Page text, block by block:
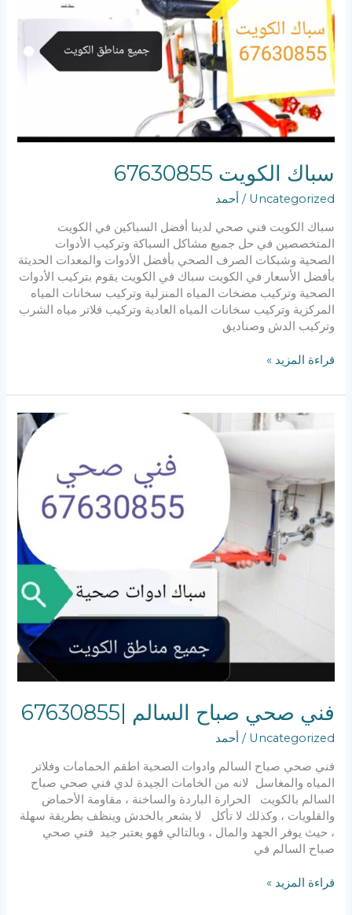
سباك الكويت 67630855
Uncategorized
/ أحمد
سباك الكويت فني صحي لدينا أفضل السباكين في الكويت
المتخصصين في حل جميع مشاكل السباكة وتركيب الأدوات
الصحية وشبكات الصرف الصحي بأفضل الأدوات والمعدات الحديثة
بأفضل الأسعار في الكويت سباك في الكويت يقوم بتركيب الأدوات
الصحية وتركيب مضخات المياه المنزلية وتركيب سخانات المياه
المركزية وتركيب سخانات المياه العادية وتركيب فلاتر مياه الشرب
وتركيب الدش وصناديق
قراءة المزيد »
فني صحي صباح السالم |67630855
Uncategorized
/ أحمد
فني صحي صباح السالم وادوات الصحية اطقم الحمامات وفلاتر
المياه والمغاسل لانه من الخامات الجيدة لدي فني صحي صباح
السالم بالكويت الحرارة الباردة والساخنة ، مقاومة الأحماض
والقلويات ، وكذلك لا تأكل لا يشعر بالخدش وينظف بطريقة سهلة
، حيث يوفر الجهد والمال ، وبالتالي فهو يعتبر جيد فني صحي
صباح السالم في
السالم
|67630855
قراءة المزيد »